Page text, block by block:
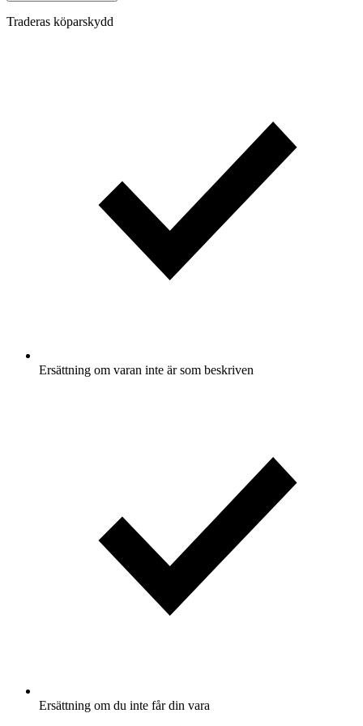
Traderas köparskydd
Ersättning om varan inte är som beskriven
Ersättning om du inte får din vara